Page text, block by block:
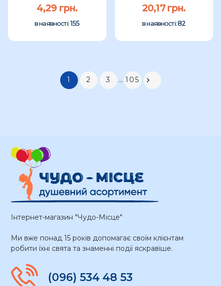
4,29 грн.
в наявності:155
20,17 грн.
в наявності:82
1 2 3 … 105 
Інтернет-магазин "Чудо-Місце"
Ми вже понад 15 років допомагає своїм клієнтам
робити їхні свята та знаменні події яскравіше.
(096) 534 48 53